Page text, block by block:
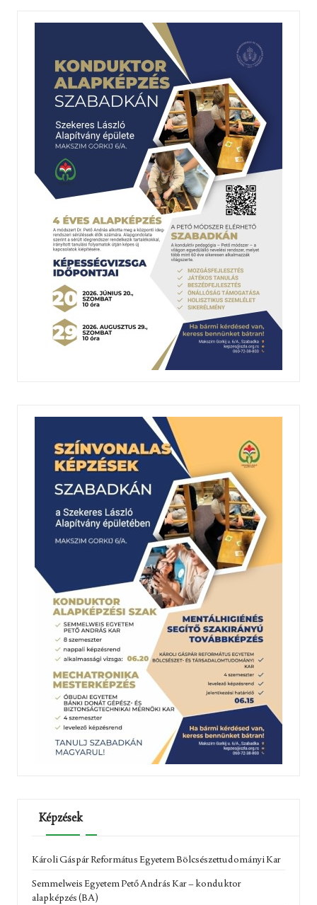
Képzések
Károli Gáspár Református Egyetem Bölcsészettudományi Kar
Semmelweis Egyetem Pető András Kar – konduktor
alapképzés (BA)